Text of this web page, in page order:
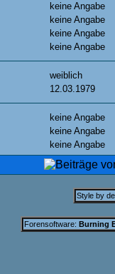
keine Angabe
keine Angabe
keine Angabe
keine Angabe
weiblich
12.03.1979
keine Angabe
keine Angabe
keine Angabe
Style by
Forensoftware: Burning